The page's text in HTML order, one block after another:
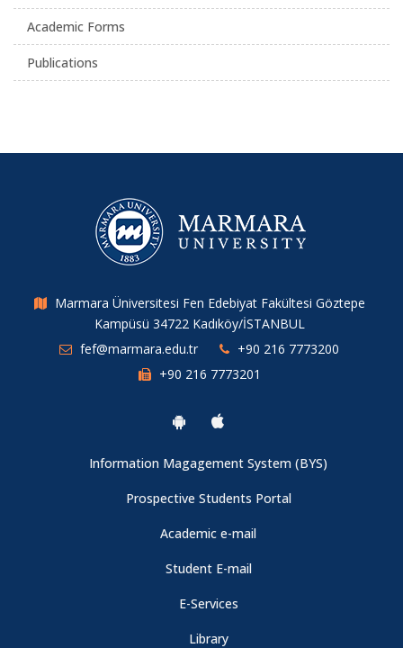
Academic Forms
Publications
Marmara Üniversitesi Fen Edebiyat Fakültesi Göztepe
Kampüsü 34722 Kadıköy/İSTANBUL
fef@marmara.edu.tr
+90 216 7773200
+90 216 7773201
Information Magagement System (BYS)
Prospective Students Portal
Academic e-mail
Student E-mail
E-Services
Library